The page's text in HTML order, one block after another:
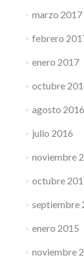
marzo 2017
febrero
enero 2017
octubre
agosto 2016
julio 2016
noviembre
octubre
septiembre
enero 2015
noviembre